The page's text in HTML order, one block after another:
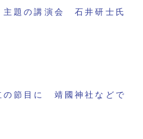
主題の講演会 石井研士氏
の節目に 靖國神社などで